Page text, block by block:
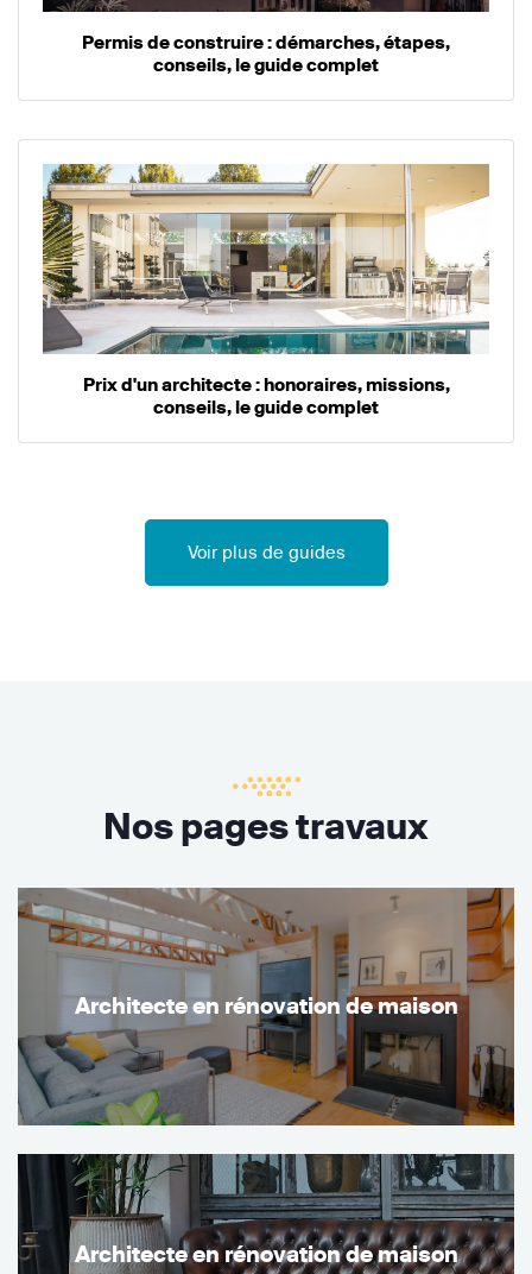
Permis de construire : démarches, étapes,
conseils, le guide complet
Prix d'un architecte : honoraires, missions,
conseils, le guide complet
Voir plus de guides
Nos pages travaux
Architecte en rénovation de maison
Architecte en rénovation de maison